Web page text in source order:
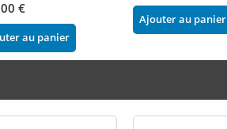
€
au panier
Ajouter au panier